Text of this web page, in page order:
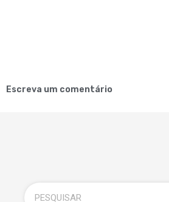
Escreva um comentário